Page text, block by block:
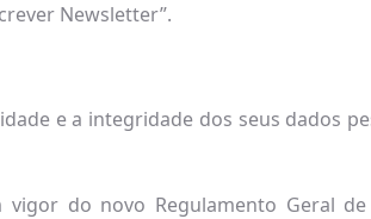
Newsletter”.
e a integridade dos seus dados
vigor do novo Regulamento Geral